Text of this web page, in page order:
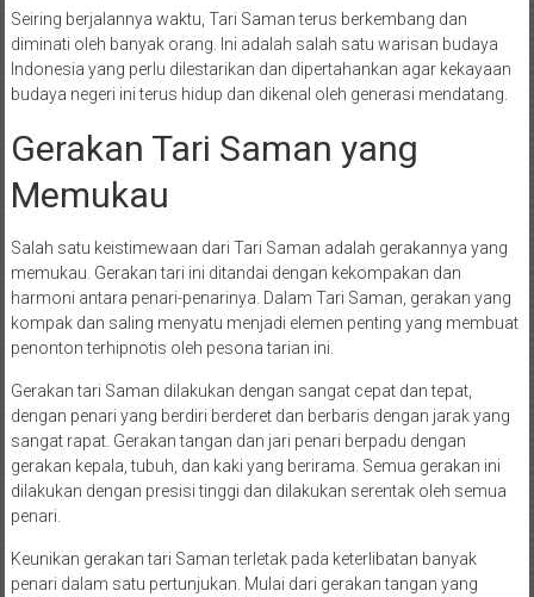
Seiring berjalannya waktu, Tari Saman terus berkembang dan
diminati oleh banyak orang. Ini adalah salah satu warisan budaya
Indonesia yang perlu dilestarikan dan dipertahankan agar kekayaan
budaya negeri ini terus hidup dan dikenal oleh generasi mendatang.
Gerakan Tari Saman yang
Memukau
Salah satu keistimewaan dari Tari Saman adalah gerakannya yang
memukau. Gerakan tari ini ditandai dengan kekompakan dan
harmoni antara penari-penarinya. Dalam Tari Saman, gerakan yang
kompak dan saling menyatu menjadi elemen penting yang membuat
penonton terhipnotis oleh pesona tarian ini.
Gerakan tari Saman dilakukan dengan sangat cepat dan tepat,
dengan penari yang berdiri berderet dan berbaris dengan jarak yang
sangat rapat. Gerakan tangan dan jari penari berpadu dengan
gerakan kepala, tubuh, dan kaki yang berirama. Semua gerakan ini
dilakukan dengan presisi tinggi dan dilakukan serentak oleh semua
penari.
Keunikan gerakan tari Saman terletak pada keterlibatan banyak
penari dalam satu pertunjukan. Mulai dari gerakan tangan yang